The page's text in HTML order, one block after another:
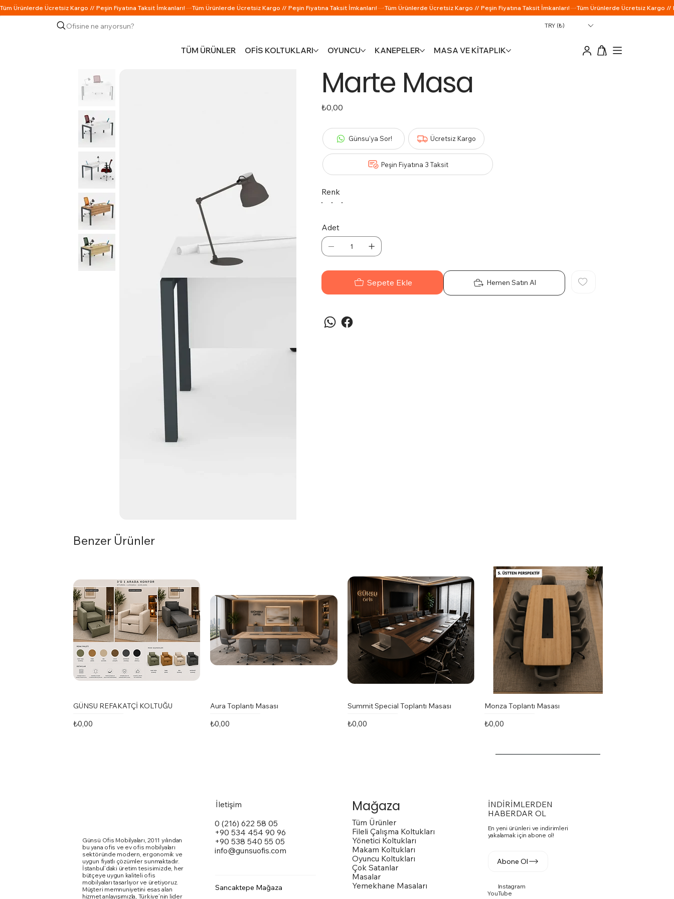
TÜM ÜRÜNLER OFİS KOLTUKLARI OYUNCU KANEPELER MASA VE KİTAPLIK
Ofisine ne arıyorsun? TRY (₺)
Marte Masa
Fiyat
₺0,00
Günsu'ya Sor!
Peşin Fiyatına 3 Taksit
Ücretsiz Kargo
Renk
Adet
Sepete Ekle Hemen Satın Al
Benzer Ürünler
GÜNSU REFAKATÇİ KOLTUĞU
Fiyat
₺0,00
Aura Toplantı Masası
Fiyat
₺0,00
Summit Special Toplantı Masası
Fiyat
₺0,00
Monza Toplantı Masası
Fiyat
₺0,00
Marte Toplantı Masası Kare Metal
Doxa Toplantı Masası Vito Toplantı Masası U Toplantı
Karina Kolsuz Sandalye Karina Kollu Sandalye PASKO SANDALYE
Ergomi Sandalye Quatrox Sandalye Fuga Yönetici Masa Takımı
Günsü Ofis Mobilyaları, 2011 yılından
bu yana ofis ve ev ofis mobilyaları
sektöründe modern, ergonomik ve
uygun fiyatlı çözümler sunmaktadır.
İstanbul’daki üretim tesisimizde, her
bütçeye uygun kaliteli ofis
mobilyaları tasarlıyor ve üretiyoruz.
Müşteri memnuniyetini esas alan
hizmet anlayışımızla, Türkiye’nin lider
İletişim
0 (216) 622 58 05
+90 534 454 90 96
+90 538 540 55 05
info@gunsuofis.com
Sancaktepe Mağaza
Mağaza
Tüm Ürünler
Fileli Çalışma Koltukları
Yönetici Koltukları
Makam Koltukları
Oyuncu Koltukları
Çok Satanlar
Masalar
Yemekhane Masaları
İNDİRİMLERDEN
HABERDAR OL
En yeni ürünleri ve indirimleri
yakalamak için abone ol!
Abone Ol
Instagram
YouTube